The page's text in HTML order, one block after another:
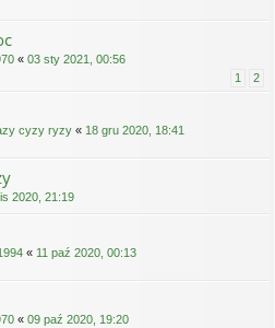
« 03 sty 2021, 00:56
1 2
cyzy ryzy « 18 gru 2020, 18:41
2020, 21:19
« 11 paź 2020, 00:13
« 09 paź 2020, 19:20